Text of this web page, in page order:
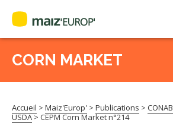
Rechercher
:
MAIZ’EUROP’
CORN MARKET
Accueil > Maiz'Europ' > Publications > CONAB
USDA> CEPM Corn Market n°214